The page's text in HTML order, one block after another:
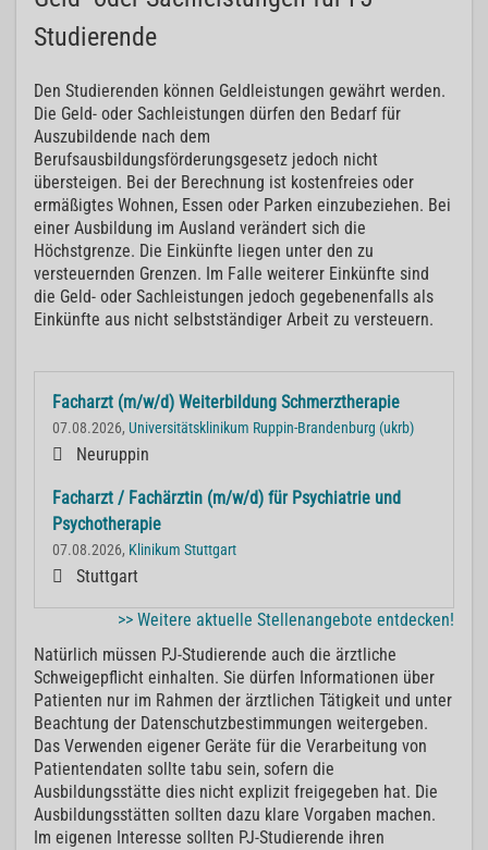
Studierende
Den Studierenden können Geldleistungen gewährt werden.
Die Geld- oder Sachleistungen dürfen den Bedarf für
Auszubildende nach dem
Berufsausbildungsförderungsgesetz jedoch nicht
übersteigen. Bei der Berechnung ist kostenfreies oder
ermäßigtes Wohnen, Essen oder Parken einzubeziehen. Bei
einer Ausbildung im Ausland verändert sich die
Höchstgrenze. Die Einkünfte liegen unter den zu
versteuernden Grenzen. Im Falle weiterer Einkünfte sind
die Geld- oder Sachleistungen jedoch gegebenenfalls als
Einkünfte aus nicht selbstständiger Arbeit zu versteuern.
Facharzt (m/w/d) Weiterbildung Schmerztherapie
07.08.2026, Universitätsklinikum Ruppin-Brandenburg (ukrb)
Neuruppin
Facharzt / Fachärztin (m/w/d) für Psychiatrie und
Psychotherapie
07.08.2026, Klinikum Stuttgart
Stuttgart
>> Weitere aktuelle Stellenangebote entdecken!
Natürlich müssen PJ-Studierende auch die ärztliche
Schweigepflicht einhalten. Sie dürfen Informationen über
Patienten nur im Rahmen der ärztlichen Tätigkeit und unter
Beachtung der Datenschutzbestimmungen weitergeben.
Das Verwenden eigener Geräte für die Verarbeitung von
Patientendaten sollte tabu sein, sofern die
Ausbildungsstätte dies nicht explizit freigegeben hat. Die
Ausbildungsstätten sollten dazu klare Vorgaben machen.
Im eigenen Interesse sollten PJ-Studierende ihren